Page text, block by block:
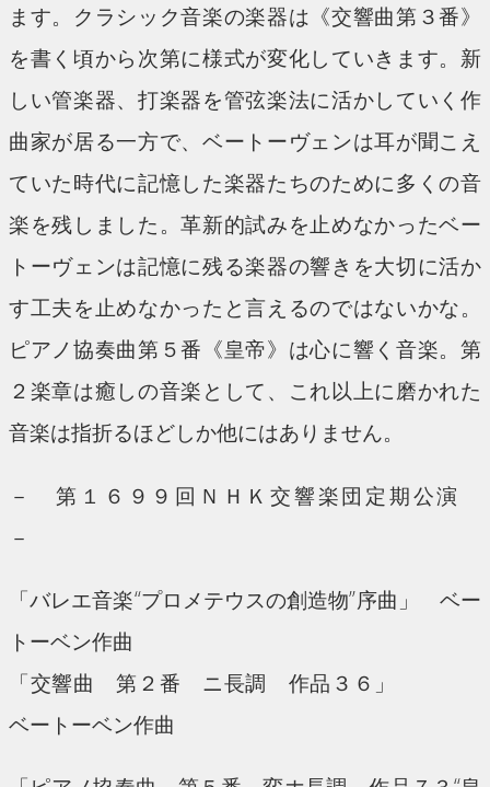
ます。クラシック音楽の楽器は《交響曲第３番》
を書く頃から次第に様式が変化していきます。新
しい管楽器、打楽器を管弦楽法に活かしていく作
曲家が居る一方で、ベートーヴェンは耳が聞こえ
ていた時代に記憶した楽器たちのために多くの音
楽を残しました。革新的試みを止めなかったベー
トーヴェンは記憶に残る楽器の響きを大切に活か
す工夫を止めなかったと言えるのではないかな。
ピアノ協奏曲第５番《皇帝》は心に響く音楽。第
２楽章は癒しの音楽として、これ以上に磨かれた
音楽は指折るほどしか他にはありません。
－ 第１６９９回ＮＨＫ交響楽団定期公演
－
「バレエ音楽“プロメテウスの創造物”序曲」 ベー
トーベン作曲
「交響曲 第２番 ニ長調 作品３６」
ベートーベン作曲